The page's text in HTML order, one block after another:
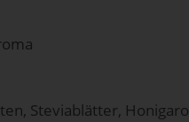
Steviablätter,